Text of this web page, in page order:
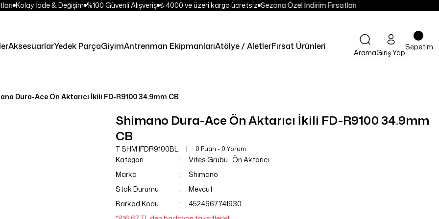
Kolay İade & Değişim %100 Güvenli Alışveriş ₺ 4000 ve üzeri kargo ücretsiz Sezona Özel İndirim Fırsatları
AksesuarlarYedek ParçaGiyimAntrenman EkipmanlarıAtölye / AletlerFırsat Ürünleri
AramaGiriş Yap
Sepetim
Dura-Ace Ön Aktarıcı İkili FD-R9100 34.9mm CB
Shimano Dura-Ace Ön Aktarıcı İkili FD-R9100 34.9mm
CB
T SHM IFDR9100BL 0 Puan - 0 Yorum
Kategori Vites Grubu , Ön Aktarıcı
Marka
Shimano
Stok Durumu
Mevcut
Barkod Kodu
4524667741930